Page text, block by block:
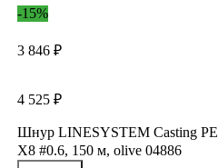
-15%
3 846 ₽
4 525 ₽
Шнур LINESYSTEM Casting PE
X8 #0.6, 150 м, olive 04886